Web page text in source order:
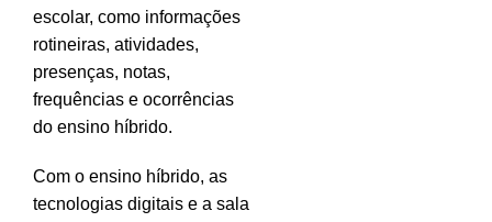
escolar, como informações
rotineiras, atividades,
presenças, notas,
frequências e ocorrências
do ensino híbrido.
Com o ensino híbrido, as
tecnologias digitais e a sala